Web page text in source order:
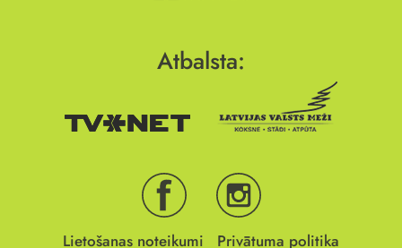
Atbalsta:
Lietošanas noteikumi
Privātuma politika